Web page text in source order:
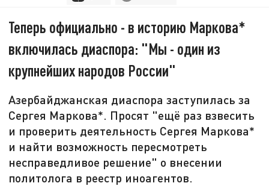
Теперь официально - в историю Маркова*
включилась диаспора: "Мы - один из
крупнейших народов России"
Азербайджанская диаспора заступилась за
Сергея Маркова*. Просят "ещё раз взвесить
и проверить деятельность Сергея Маркова*
и найти возможность пересмотреть
несправедливое решение" о внесении
политолога в реестр иноагентов.